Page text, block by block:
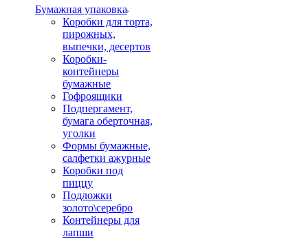
Бумажная упаковка
Коробки для торта,
пирожных,
выпечки, десертов
Коробки-
контейнеры
бумажные
Гофроящики
Подпергамент,
бумага оберточная,
уголки
Формы бумажные,
салфетки ажурные
Коробки под
пиццу
Подложки
золото\серебро
Контейнеры для
лапши